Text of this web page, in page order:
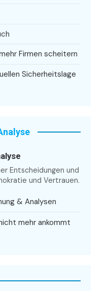
Firmen scheitern
Sicherheitslage
Entscheidungen und
und Vertrauen.
& Analysen
mehr ankommt